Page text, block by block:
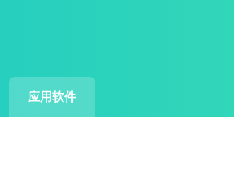
应用软件